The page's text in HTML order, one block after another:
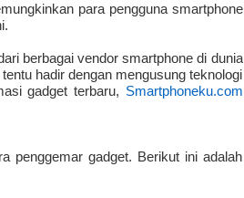
para pengguna smartphone
berbagai vendor smartphone di dunia
hadir dengan mengusung teknologi
gadget terbaru, Smartphoneku.com
penggemar gadget. Berikut ini adalah